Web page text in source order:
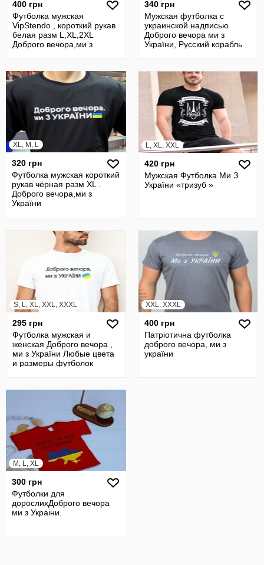
400 грн
Футболка мужская
VipStendo , короткий рукав
белая разм L,XL,2XL
Доброго вечора,ми з
340 грн
Мужская футболка с
украинской надписью
Доброго вечора ми з
України, Русский корабль
XL, M, L
320 грн
Футболка мужская короткий
рукав чёрная разм XL .
Доброго вечора,ми з
України
L, XL, XXL
420 грн
Мужская Футболка Ми З
України «тризуб »
S, L, XL, XXL, XXXL
295 грн
Футболка мужская и
женская Доброго вечора ,
ми з України Любые цвета
и размеры футболок
XXL, XXXL
400 грн
Патріотична футболка
доброго вечора, ми з
україни
M, L, XL
300 грн
Футболки для
дорослихДоброго вечора
ми з Украіни.